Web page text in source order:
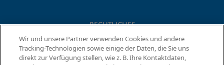
RECHTLICHES
Datenschutzvereinbarung
Partner-Gemeinschaften
Allgemeine Geschäftsbedingungen für Informationssicherheit
Wir und unsere Partner verwenden Cookies und andere
Tracking-Technologien sowie einige der Daten, die Sie uns
direkt zur Verfügung stellen, wie z. B. Ihre Kontaktdaten,